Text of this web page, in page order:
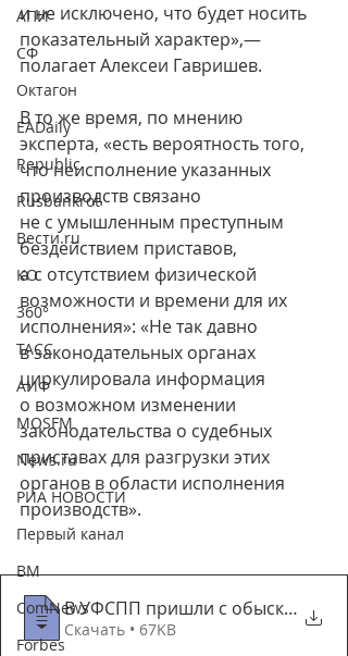
АПИ
СФ
Октагон
EADaily
Republic
Rusbankrot
Вести.ru
КО
360°
ТАСС
АИФ
MOSFM
News.ru
РИА НОВОСТИ
Первый канал
ВМ
ComNews
Forbes
и не исключено, что будет носить
показательный характер»,—
полагает Алексеи Гавришев.
В то же время, по мнению
эксперта, «есть вероятность того,
что неисполнение указанных
производств связано
не с умышленным преступным
бездействием приставов,
а с отсутствием физической
возможности и времени для их
исполнения»: «Не так давно
в законодательных органах
циркулировала информация
о возможном изменении
законодательства о судебных
приставах для разгрузки этих
органов в области исполнения
производств».
В УФСПП пришли с обыском –
Скачать • 67KB